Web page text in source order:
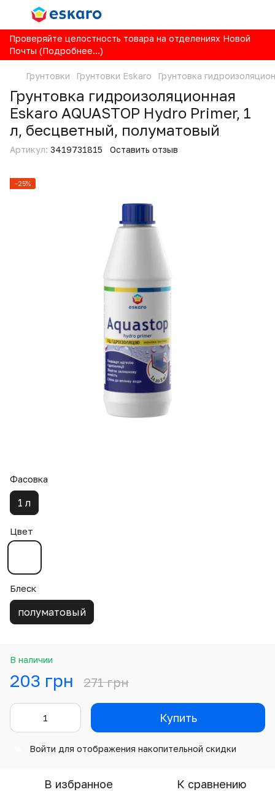
Проверяйте целостность товара на отделениях Новой
Почты (Подробнее...)
Грунтовки Грунтовки Eskaro Грунтовка
Грунтовка гидроизоляционная
Eskaro AQUASTOP Hydro Primer, 1
л, бесцветный, полуматовый
Артикул: 3419731815 Оставить отзыв
−25%
Фасовка
1 л
Цвет
Блеск
полуматовый
В наличии
203 грн 271 грн
Купить
Войти для отображения накопительной скидки
В избранное К сравнению